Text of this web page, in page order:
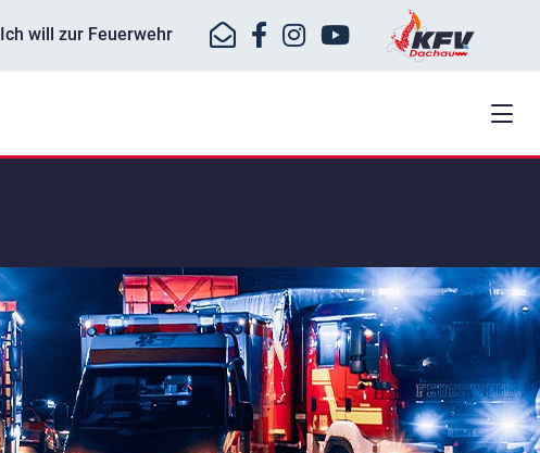
Ich will zur Feuerwehr